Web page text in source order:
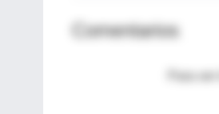
Comentarios
Para